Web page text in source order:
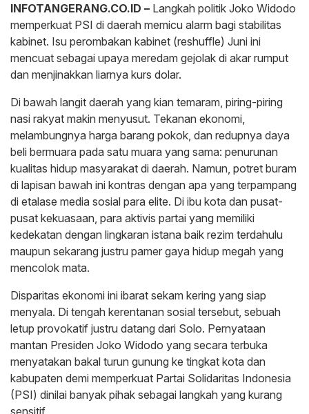
INFOTANGERANG.CO.ID – Langkah politik Joko Widodo
memperkuat PSI di daerah memicu alarm bagi stabilitas
kabinet. Isu perombakan kabinet (reshuffle) Juni ini
mencuat sebagai upaya meredam gejolak di akar rumput
dan menjinakkan liarnya kurs dolar.
Di bawah langit daerah yang kian temaram, piring-piring
nasi rakyat makin menyusut. Tekanan ekonomi,
melambungnya harga barang pokok, dan redupnya daya
beli bermuara pada satu muara yang sama: penurunan
kualitas hidup masyarakat di daerah. Namun, potret buram
di lapisan bawah ini kontras dengan apa yang terpampang
di etalase media sosial para elite. Di ibu kota dan pusat-
pusat kekuasaan, para aktivis partai yang memiliki
kedekatan dengan lingkaran istana baik rezim terdahulu
maupun sekarang justru pamer gaya hidup megah yang
mencolok mata.
Disparitas ekonomi ini ibarat sekam kering yang siap
menyala. Di tengah kerentanan sosial tersebut, sebuah
letup provokatif justru datang dari Solo. Pernyataan
mantan Presiden Joko Widodo yang secara terbuka
menyatakan bakal turun gunung ke tingkat kota dan
kabupaten demi memperkuat Partai Solidaritas Indonesia
(PSI) dinilai banyak pihak sebagai langkah yang kurang
sensitif.